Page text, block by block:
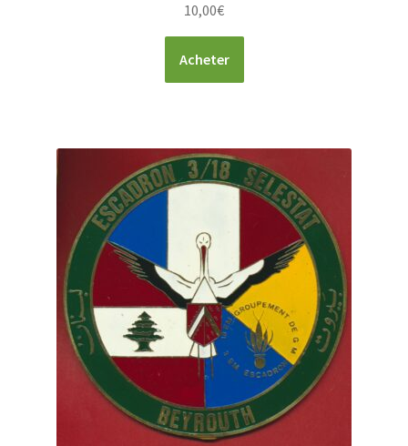
10,00€
Acheter